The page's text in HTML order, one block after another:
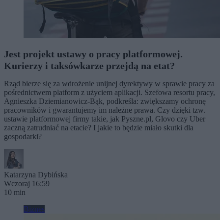
Jest projekt ustawy o pracy platformowej.
Kurierzy i taksówkarze przejdą na etat?
Rząd bierze się za wdrożenie unijnej dyrektywy w sprawie pracy za
pośrednictwem platform z użyciem aplikacji. Szefowa resortu pracy,
Agnieszka Dziemianowicz-Bąk, podkreśla: zwiększamy ochronę
pracowników i gwarantujemy im należne prawa. Czy dzięki tzw.
ustawie platformowej firmy takie, jak Pyszne.pl, Glovo czy Uber
zaczną zatrudniać na etacie? I jakie to będzie miało skutki dla
gospodarki?
Katarzyna Dybińska
Wczoraj 16:59
10 min
Biznes